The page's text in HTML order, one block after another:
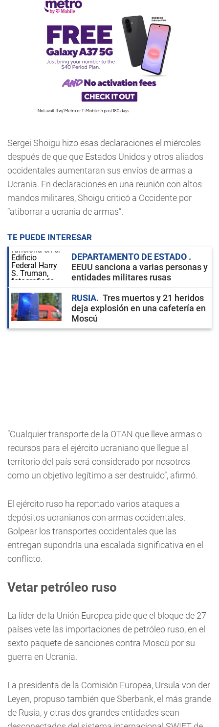
Sergei Shoigu hizo esas declaraciones el miércoles
después de que que Estados Unidos y otros aliados
occidentales aumentaran sus envíos de armas a
Ucrania. En declaraciones en una reunión con altos
mandos militares, Shoigu criticó a Occidente por
“atiborrar a ucrania de armas”.
TE PUEDE INTERESAR
DEPARTAMENTO DE ESTADO
EEUU sanciona a varias personas y
entidades militares rusas
RUSIA
Tres muertos y 21 heridos
deja explosión en una cafetería en
Moscú
“Cualquier transporte de la OTAN que lleve armas o
recursos para el ejército ucraniano que llegue al
territorio del país será considerado por nosotros
como un objetivo legítimo a ser destruido”, afirmó.
El ejército ruso ha reportado varios ataques a
depósitos ucranianos con armas occidentales.
Golpear los transportes occidentales que las
entregan supondría una escalada significativa en el
conflicto.
Vetar petróleo ruso
La líder de la Unión Europea pide que el bloque de 27
países vete las importaciones de petróleo ruso, en el
sexto paquete de sanciones contra Moscú por su
guerra en Ucrania.
La presidenta de la Comisión Europea, Ursula von der
Leyen, propuso también que Sberbank, el más grande
de Rusia, y otras dos grandes entidades sean